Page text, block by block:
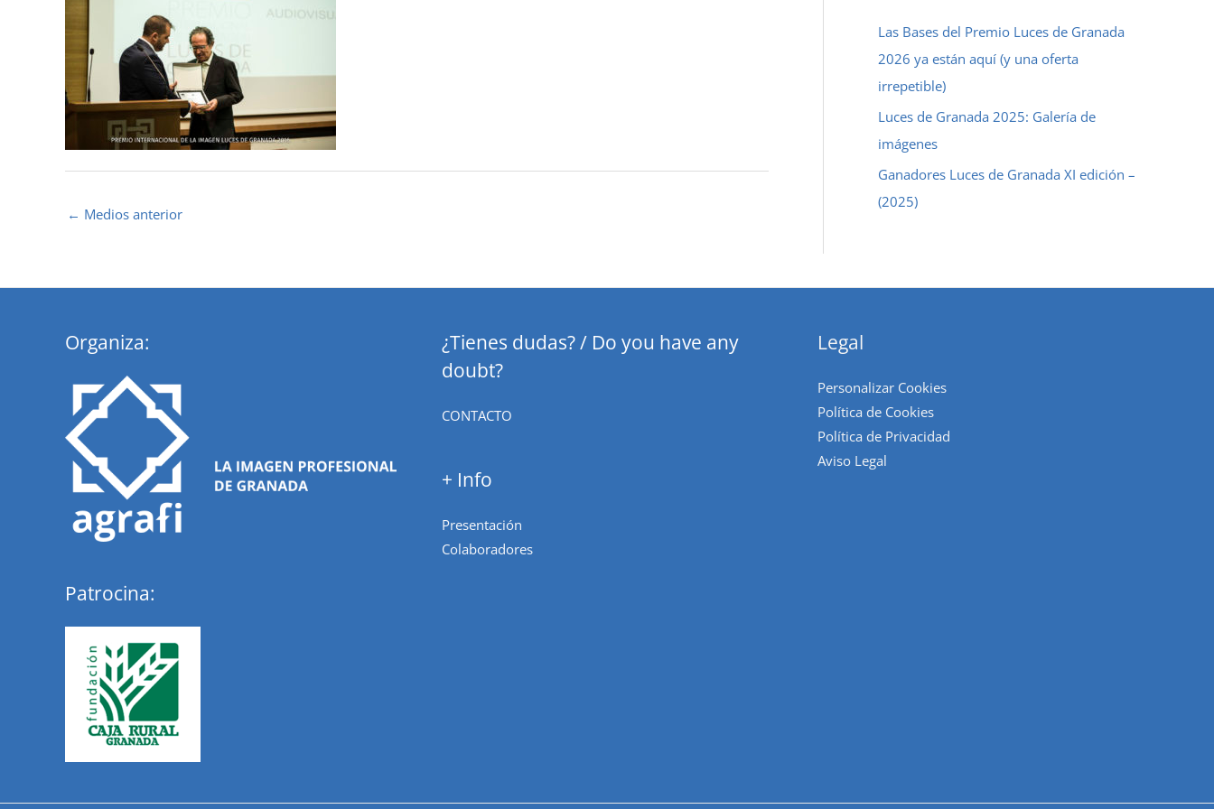
← Medios anterior
r
p
o
r
:
Las Bases del Premio Luces de Granada
2026 ya están aquí (y una oferta
irrepetible)
Luces de Granada 2025: Galería de
imágenes
Ganadores Luces de Granada XI edición –
(2025)
Organiza:
Patrocina:
¿Tienes dudas? / Do you have any
doubt?
CONTACTO
+ Info
Presentación
Colaboradores
Legal
Personalizar Cookies
Política de Cookies
Política de Privacidad
Aviso Legal